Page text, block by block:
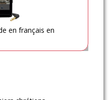
en français en